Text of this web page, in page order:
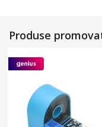
Produse